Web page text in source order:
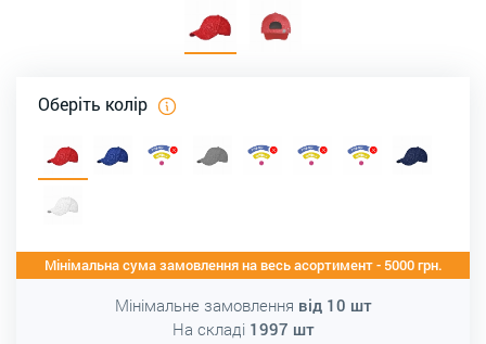
Оберіть колір
Мінімальна сума замовлення на весь асортимент - 5000 грн.
Мінімальне замовлення від 10 шт
На складі 1997 шт